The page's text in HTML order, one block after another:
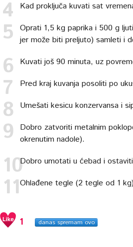
Kad proključa kuvati sat
Oprati 1,5 kg paprika i 500 g
jer može biti preljuto) samleti i
Kuvati još 90 minuta, uz
Pred kraj kuvanja posoliti po
Umešati kesicu konzervansa i
Dobro zatvoriti metalnim
okrenutim nadole).
Dobro umotati u ćebad i
Ohlađene tegle (2 tegle od 1
1 danas spremam ovo